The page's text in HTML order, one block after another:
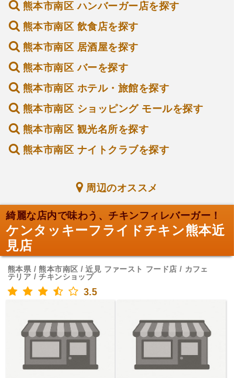
熊本市南区 ハンバーガー店を探す
熊本市南区 飲食店を探す
熊本市南区 居酒屋を探す
熊本市南区 バーを探す
熊本市南区 ホテル・旅館を探す
熊本市南区 ショッピング モールを探す
熊本市南区 観光名所を探す
熊本市南区 ナイトクラブを探す
周辺のオススメ
綺麗な店内で味わう、チキンフィレバーガー！
ケンタッキーフライドチキン熊本近
見店
熊本県 / 熊本市南区 / 近見 ファースト フード店 / カフェ
テリア / チキンショップ
3.5